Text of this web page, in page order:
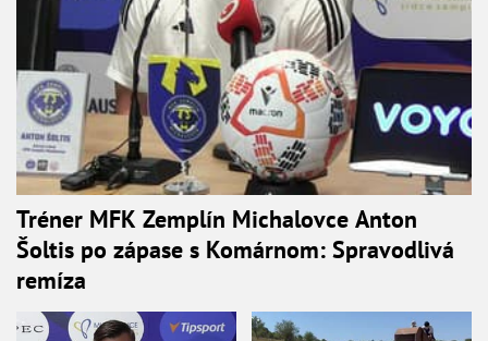
Tréner MFK Zemplín Michalovce Anton
Šoltis po zápase s Komárnom: Spravodlivá
remíza